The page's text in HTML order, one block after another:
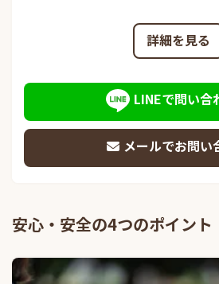
詳細を見る
LINEで問い合
メールでお問い
安心・安全の4つのポイント